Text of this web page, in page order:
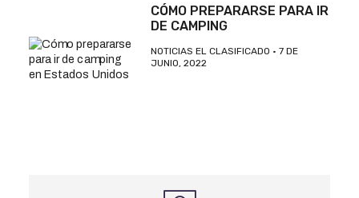
CÓMO PREPARARSE PARA IR
DE CAMPING
NOTICIAS EL CLASIFICADO
7 DE
JUNIO, 2022